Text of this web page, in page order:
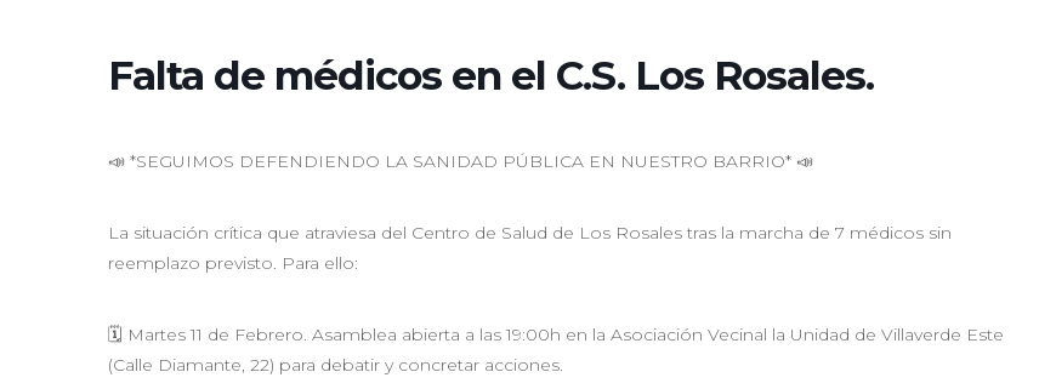
Falta de médicos en el C.S. Los Rosales.
📣 *SEGUIMOS DEFENDIENDO LA SANIDAD PÚBLICA EN NUESTRO BARRIO* 📣
La situación crítica que atraviesa del Centro de Salud de Los Rosales tras la marcha de 7 médicos sin
reemplazo previsto. Para ello:
🗓️ Martes 11 de Febrero. Asamblea abierta a las 19:00h en la Asociación Vecinal la Unidad de Villaverde Este
(Calle Diamante, 22) para debatir y concretar acciones.